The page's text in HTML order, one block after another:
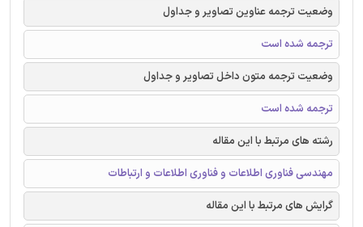
وضعیت ترجمه عناوین تصاویر و جداول
ترجمه شده است
وضعیت ترجمه متون داخل تصاویر و جداول
ترجمه شده است
رشته های مرتبط با این مقاله
مهندسی فناوری اطلاعات و فناوری اطلاعات و ارتباطات
گرایش های مرتبط با این مقاله